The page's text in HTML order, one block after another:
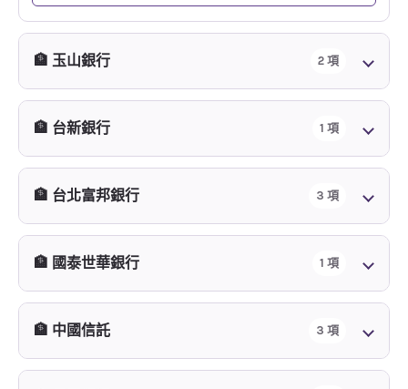
🏦 玉山銀行 2 項
🏦 台新銀行 1 項
🏦 台北富邦銀行 3 項
🏦 國泰世華銀行 1 項
🏦 中國信託 3 項